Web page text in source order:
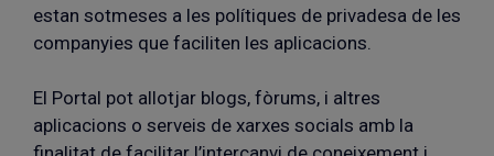
estan sotmeses a les polítiques de privadesa de les
companyies que faciliten les aplicacions.
El Portal pot allotjar blogs, fòrums, i altres
aplicacions o serveis de xarxes socials amb la